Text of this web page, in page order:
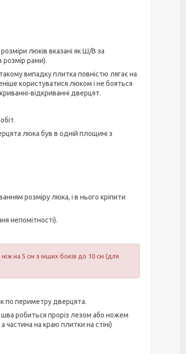
люків вказані як Ш/В за
розмір рами).
випадку плитка повністю лягає на
користуватися люком і не бояться
відкриванні дверцят.
люка був в одній площині з
розміру люка, і в нього кріпити
непомітності).
на 5 см з інших боків до 10 см (для
по периметру дверцята.
шва робиться проріз лезом або ножем
на краю плитки на стіні)